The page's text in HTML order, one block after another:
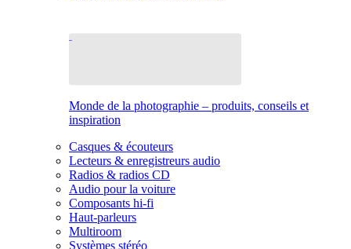
Monde de la photographie – produits, conseils et
inspiration
Casques & écouteurs
Lecteurs & enregistreurs audio
Radios & radios CD
Audio pour la voiture
Composants hi-fi
Haut-parleurs
Multiroom
Systèmes stéréo